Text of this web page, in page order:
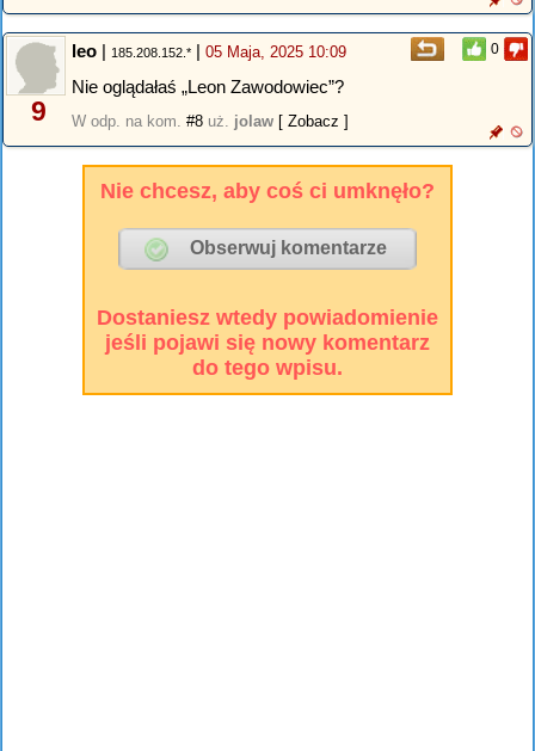
0
9
leo | 185.208.152.* | 05 Maja, 2025 10:09
Nie oglądałaś „Leon Zawodowiec”?
W odp. na kom. #8 uż. jolaw [ Zobacz ]
Nie chcesz, aby coś ci umknęło?
Dostaniesz wtedy powiadomienie
jeśli pojawi się nowy komentarz
do tego wpisu.